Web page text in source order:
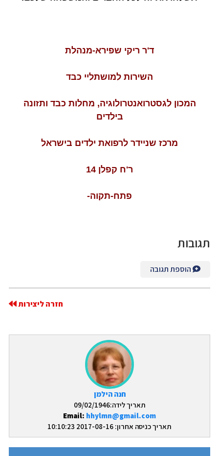
חנה הילמן
תאריך לידה:09/02/1946
Email: hhylmn@gmail.com
תאריך כניסה אחרון: 2017-08-16 10:10:23
ד'ר ריקי שפירא-מנהלת
השירות למושתליי כבד
המכון לגסטרואנטרולוגיה, מחלות כבד ותזונה
בילדים
מרכז שניידר לרפואת ילדים בישראל
ר'ח קפלן 14
פתח-תקוה-
תגובות
הוספת תגובה
חזרה ליצירות